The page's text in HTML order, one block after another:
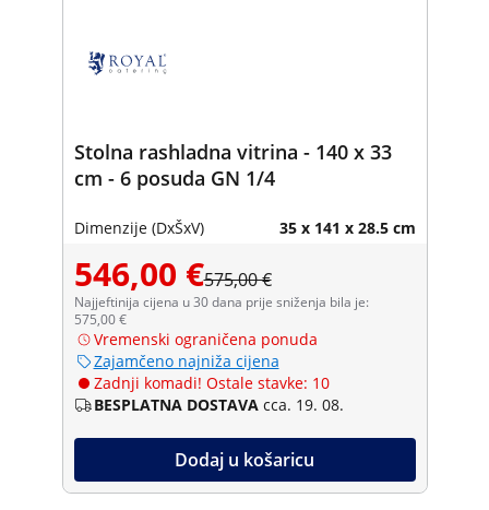
Stolna rashladna vitrina - 140 x 33
cm - 6 posuda GN 1/4
Dimenzije (DxŠxV) 35 x 141 x 28.5 cm
546,00 €575,00 €
Najjeftinija cijena u 30 dana prije sniženja bila je:
575,00 €
Vremenski ograničena ponuda
Zajamčeno najniža cijena
Zadnji komadi! Ostale stavke: 10
BESPLATNA DOSTAVA cca. 19. 08.
Dodaj u košaricu